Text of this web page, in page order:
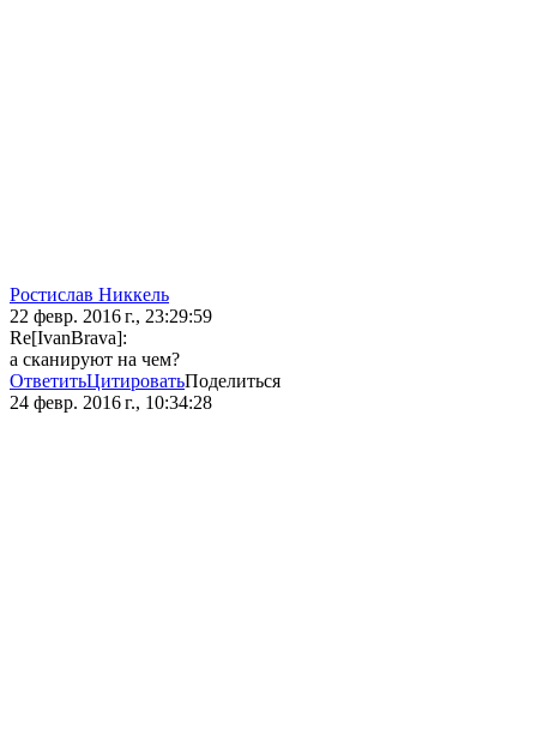
Ростислав Никкель
22 февр. 2016 г., 23:29:59
Re[IvanBrava]:
а сканируют на чем?
ОтветитьЦитироватьПоделиться
24 февр. 2016 г., 10:34:28